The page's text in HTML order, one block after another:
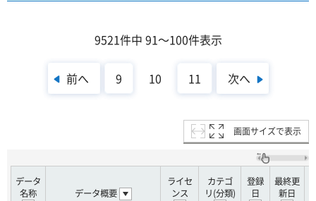
9521件中 91～100件表示
前へ 9 10 11 次へ
画面サイズで表示
データ
名称
データ概要
ライセ
ンス
カテゴ
リ(分類)
登録
日
最終更
新日